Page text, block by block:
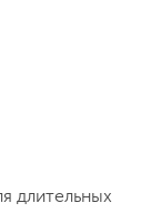
длительных